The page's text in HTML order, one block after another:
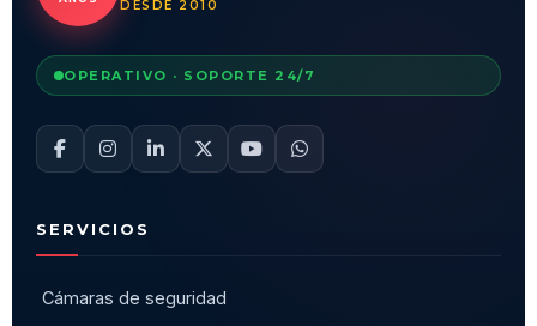
DESDE 2010
OPERATIVO · SOPORTE 24/7
SERVICIOS
Cámaras de seguridad